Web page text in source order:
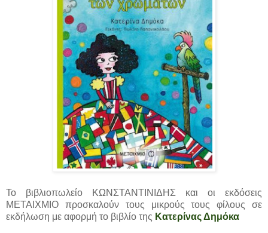
Το βιβλιοπωλείο ΚΩΝΣΤΑΝΤΙΝΙΔΗΣ και οι εκδόσεις
ΜΕΤΑΙΧΜΙΟ προσκαλούν τους μικρούς τους φίλους σε
εκδήλωση με αφορμή το βιβλίο της Κατερίνας Δημόκα